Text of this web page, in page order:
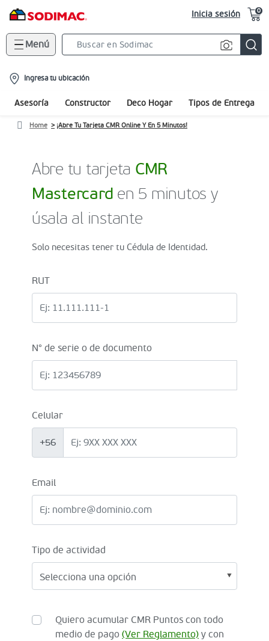
Inicia sesión 0
Menú
location-
icon
Ingresa tu ubicación
Asesoría Constructor Deco Hogar Tipos de Entrega
Home ¡Abre Tu Tarjeta CMR Online Y En 5 Minutos!
Abre tu tarjeta CMR
Mastercard en 5 minutos y
úsala al instante
Solo necesitas tener tu Cédula de Identidad.
RUT
N° de serie o de documento
Celular
+56
Email
Tipo de actividad
Quiero acumular CMR Puntos con todo
medio de pago (Ver Reglamento) y con